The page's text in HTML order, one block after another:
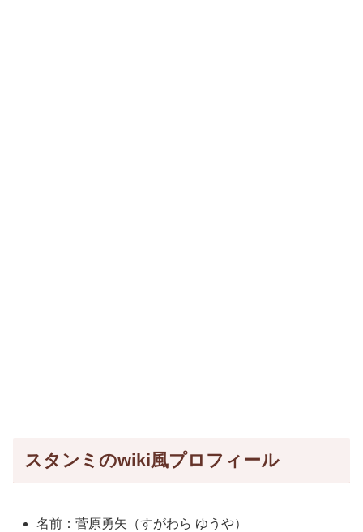
スタンミのwiki風プロフィール
名前：菅原勇矢（すがわら ゆうや）